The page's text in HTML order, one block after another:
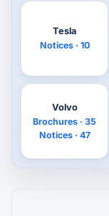
Tesla
Notices · 10
Volvo
Brochures · 35
Notices · 47